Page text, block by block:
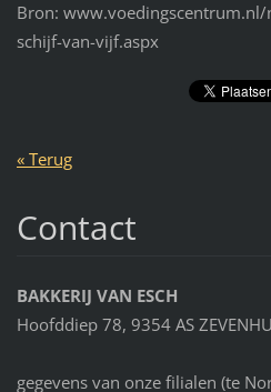
Bron:
schijf-van-vijf.aspx
« Terug
Contact
BAKKERIJ VAN ESCH
Hoofddiep 78, 9354 AS
gegevens van onze filialen (te